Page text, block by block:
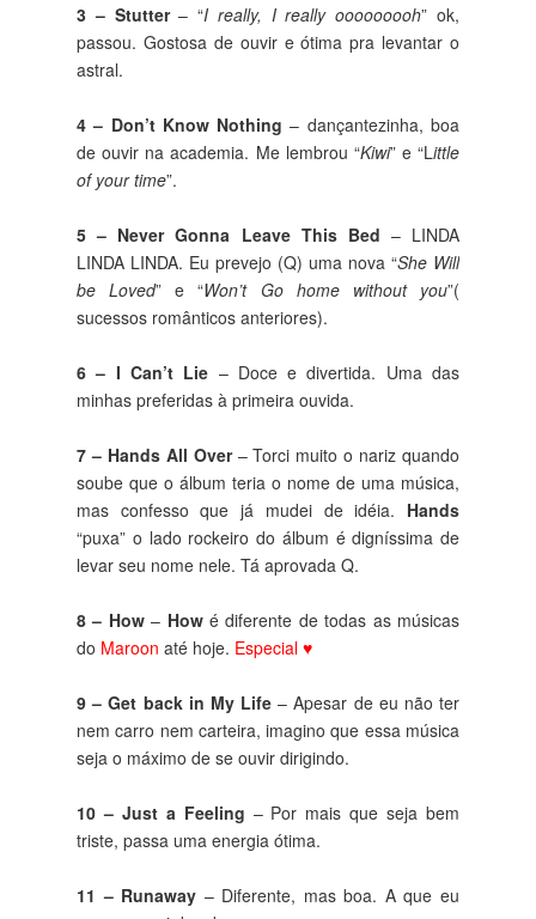
3 – Stutter– “I really, I really ooooooooh” ok,
passou. Gostosa de ouvir e ótima pra levantar o
astral.
4 – Don’t Know Nothing– dançantezinha, boa
de ouvir na academia. Me lembrou “Kiwi” e “Little
of your time”.
5 – Never Gonna Leave This Bed – LINDA
LINDA LINDA. Eu prevejo (Q) uma nova “She Will
be Loved” e “Won’t Go home without you”(
sucessos românticos anteriores).
6 – I Can’t Lie – Doce e divertida. Uma das
minhas preferidas à primeira ouvida.
7 – Hands All Over– Torci muito o nariz quando
soube que o álbum teria o nome de uma música,
mas confesso que já mudei de idéia. Hands
“puxa” o lado rockeiro do álbum é digníssima de
levar seu nome nele. Tá aprovada Q.
8 – How– Howé diferente de todas as músicas
do Maroon até hoje. Especial ♥
9 – Get back in My Life – Apesar de eu não ter
nem carro nem carteira, imagino que essa música
seja o máximo de se ouvir dirigindo.
10 – Just a Feeling – Por mais que seja bem
triste, passa uma energia ótima.
11 – Runaway – Diferente, mas boa. A que eu